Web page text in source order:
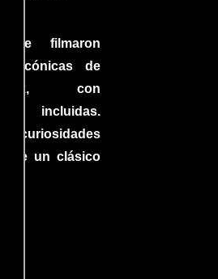
se filmaron
icónicas de
con
incluidas.
curiosidades
de un clásico